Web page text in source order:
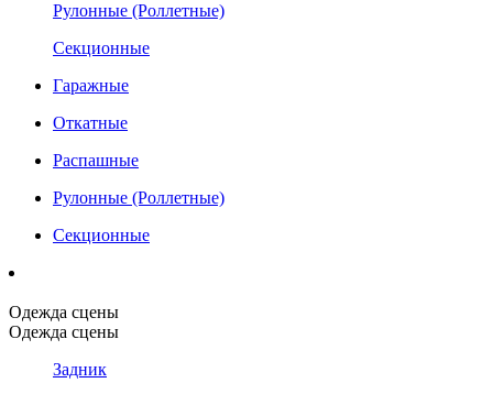
Рулонные (Роллетные)
Секционные
Гаражные
Откатные
Распашные
Рулонные (Роллетные)
Секционные
Одежда сцены
Одежда сцены
Задник